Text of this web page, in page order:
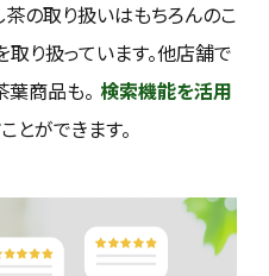
の取り扱いはもちろんのこ
り扱っています。他店舗で
商品も。 検索機能を活用
ことができます。